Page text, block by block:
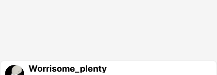
Worrisome_plenty